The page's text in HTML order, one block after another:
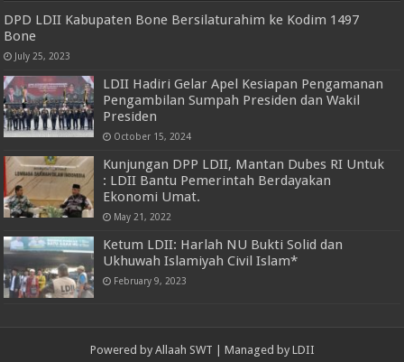
DPD LDII Kabupaten Bone Bersilaturahim ke Kodim 1497
Bone
July 25, 2023
LDII Hadiri Gelar Apel Kesiapan Pengamanan
Pengambilan Sumpah Presiden dan Wakil
Presiden
October 15, 2024
Kunjungan DPP LDII, Mantan Dubes RI Untuk
: LDII Bantu Pemerintah Berdayakan
Ekonomi Umat.
May 21, 2022
Ketum LDII: Harlah NU Bukti Solid dan
Ukhuwah Islamiyah Civil Islam*
February 9, 2023
Powered by Allaah SWT | Managed by LDII